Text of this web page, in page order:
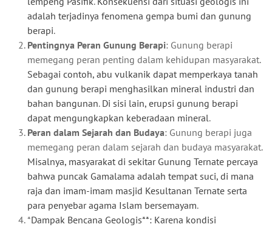
adalah terjadinya fenomena gempa bumi dan gunung
berapi.
Pentingnya Peran Gunung Berapi: Gunung berapi
memegang peran penting dalam kehidupan masyarakat.
Sebagai contoh, abu vulkanik dapat memperkaya tanah
dan gunung berapi menghasilkan mineral industri dan
bahan bangunan. Di sisi lain, erupsi gunung berapi
dapat mengungkapkan keberadaan mineral.
Peran dalam Sejarah dan Budaya: Gunung berapi juga
memegang peran dalam sejarah dan budaya masyarakat.
Misalnya, masyarakat di sekitar Gunung Ternate percaya
bahwa puncak Gamalama adalah tempat suci, di mana
raja dan imam-imam masjid Kesultanan Ternate serta
para penyebar agama Islam bersemayam.
*Dampak Bencana Geologis**: Karena kondisi